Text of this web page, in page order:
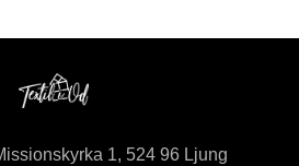
1, 524 96 Ljung